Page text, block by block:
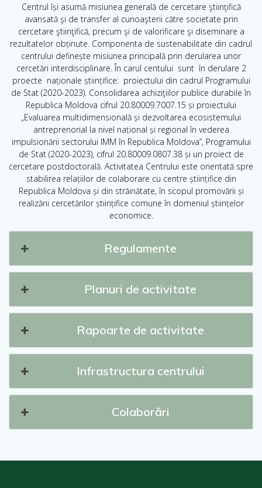
Centrul își asumă misiunea generală de cercetare ştiinţifică
avansată şi de transfer al cunoaşterii către societate prin
cercetare ştiinţifică, precum şi de valorificare şi diseminare a
rezultatelor obținute. Componenta de sustenabilitate din cadrul
centrului definește misiunea principală prin derularea unor
cercetări interdisciplinare. În carul centului sunt în derulare 2
proecte naționale științifice: proiectului din cadrul Programului
de Stat (2020-2023). Consolidarea achiziţiilor publice durabile în
Republica Moldova cifrul 20.80009.7007.15 și proiectului
„Evaluarea multidimensională și dezvoltarea ecosistemului
antreprenorial la nivel național și regional în vederea
impulsionării sectorului IMM în Republica Moldova”, Programului
de Stat (2020-2023), cifrul 20.80009.0807.38 și un proiect de
cercetare postdoctorală. Activitatea Centrului este orientată spre
stabilirea relațiilor de colaborare cu centre științifice din
Republica Moldova și din străinătate, în scopul promovării și
realizării cercetărilor științifice comune în domeniul științelor
economice.
Regulamente
Planuri de activitate
Rapoarte de activitate
Infrastructura centrului
Colaborări